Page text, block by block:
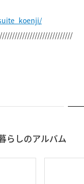
らしのアルバム